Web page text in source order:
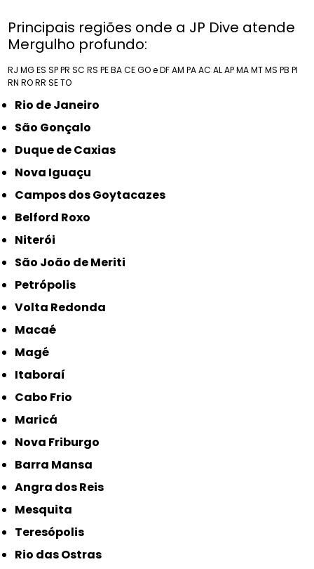
Principais regiões onde a JP Dive atende
Mergulho profundo:
RJ MGES SPPR SC RS PEBACEGO e DFAM PAAC ALAPMAMTMS PB PI
RN RORR SETO
Rio de Janeiro
São Gonçalo
Duque de Caxias
Nova Iguaçu
Campos dos Goytacazes
Belford Roxo
Niterói
São João de Meriti
Petrópolis
Volta Redonda
Macaé
Magé
Itaboraí
Cabo Frio
Maricá
Nova Friburgo
Barra Mansa
Angra dos Reis
Mesquita
Teresópolis
Rio das Ostras